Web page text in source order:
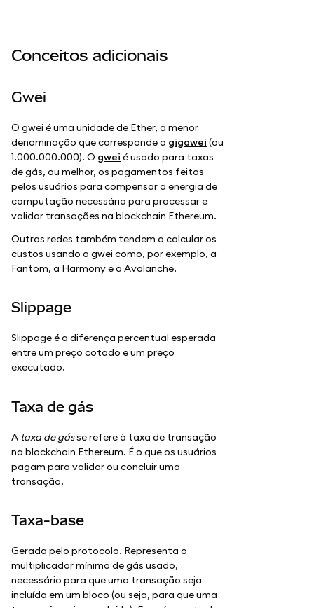
Conceitos adicionais
Gwei
O gwei é uma unidade de Ether, a menor
denominação que corresponde a gigawei (ou
1.000.000.000). O gwei é usado para taxas
de gás, ou melhor, os pagamentos feitos
pelos usuários para compensar a energia de
computação necessária para processar e
validar transações na blockchain Ethereum.
Outras redes também tendem a calcular os
custos usando o gwei como, por exemplo, a
Fantom, a Harmony e a Avalanche.
Slippage
Slippage é a diferença percentual esperada
entre um preço cotado e um preço
executado.
Taxa de gás
A taxa de gásse refere à taxa de transação
na blockchain Ethereum. É o que os usuários
pagam para validar ou concluir uma
transação.
Taxa-base
Gerada pelo protocolo. Representa o
multiplicador mínimo de gás usado,
necessário para que uma transação seja
incluída em um bloco (ou seja, para que uma